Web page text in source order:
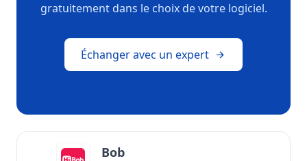
gratuitement dans le choix de votre logiciel.
Échanger avec un expert
Bob